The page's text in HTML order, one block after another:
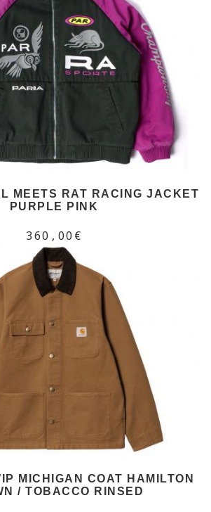
MEETS RAT RACING JACKET
PURPLE PINK
360,00€
MICHIGAN COAT HAMILTON
/ TOBACCO RINSED